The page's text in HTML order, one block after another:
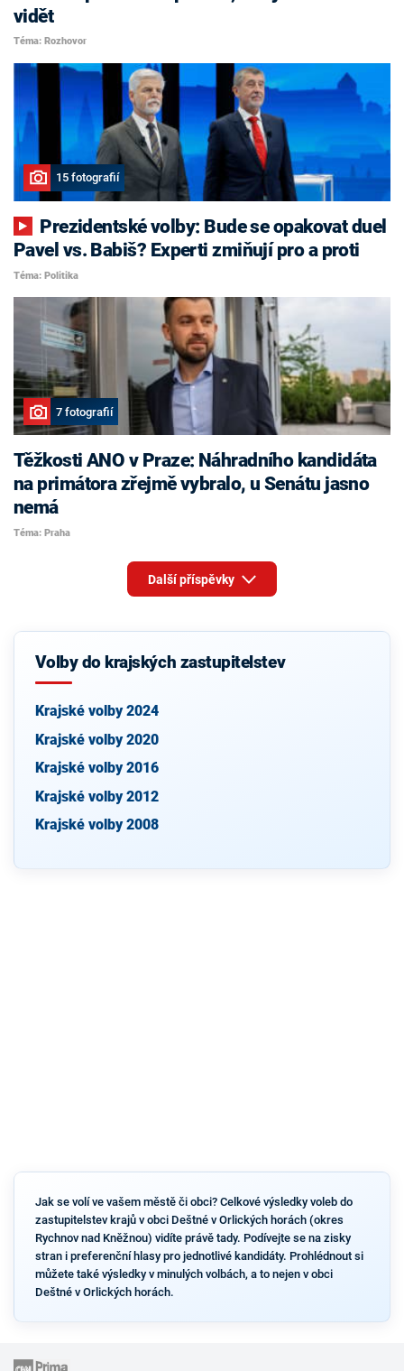
vidět
Téma: Rozhovor
15 fotografií
Pavel vs. Babiš? Experti zmiňují pro a proti
Téma: Politika
7 fotografií
Těžkosti ANO v Praze: Náhradního kandidáta
na primátora zřejmě vybralo, u Senátu jasno
nemá
Téma: Praha
Další příspěvky
Volby do krajských zastupitelstev
Krajské volby 2024
Krajské volby 2020
Krajské volby 2016
Krajské volby 2012
Krajské volby 2008
Jak se volí ve vašem městě či obci? Celkové výsledky voleb do
zastupitelstev krajů v obci Deštné v Orlických horách (okres
Rychnov nad Kněžnou) vidíte právě tady. Podívejte se na zisky
stran i preferenční hlasy pro jednotlivé kandidáty. Prohlédnout si
můžete také výsledky v minulých volbách, a to nejen v obci
Deštné v Orlických horách.